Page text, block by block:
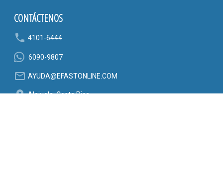
CONTÁCTENOS
phone 4101-6444
6090-9807
mail_outline AYUDA@EFASTONLINE.COM
location_on Alajuela, Costa Rica